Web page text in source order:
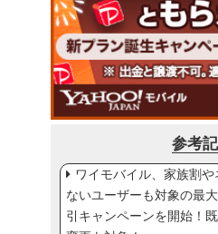
参考
ワイモバイル、家族割や
ないユーザーも対象の最
引キャンペーンを開始！